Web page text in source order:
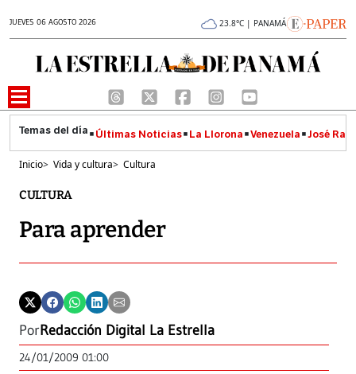
JUEVES 06 AGOSTO 2026 23.8°C | PANAMÁ
Últimas Noticias La Llorona Venezuela José
Inicio> Vida y cultura> Cultura
CULTURA
Para aprender
PorRedacción Digital La Estrella
24/01/2009 01:00